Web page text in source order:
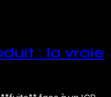
: la vraie